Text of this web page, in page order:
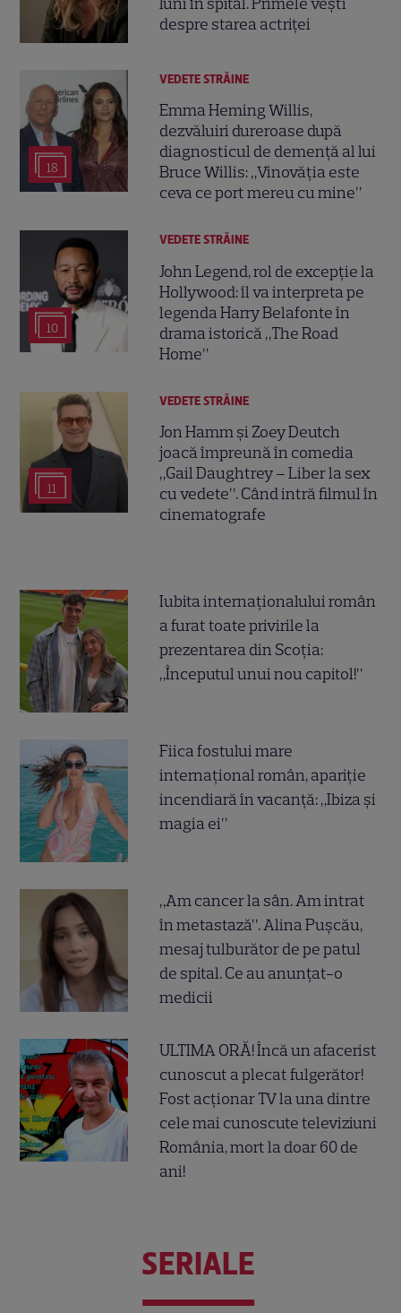
despre starea actriței
18
VEDETE STRĂINE
Emma Heming Willis,
dezvăluiri dureroase după
diagnosticul de demență al lui
Bruce Willis: „Vinovăția este
ceva ce port mereu cu mine”
10
VEDETE STRĂINE
John Legend, rol de excepție la
Hollywood: îl va interpreta pe
legenda Harry Belafonte în
drama istorică „The Road
Home”
11
VEDETE STRĂINE
Jon Hamm și Zoey Deutch
joacă împreună în comedia
„Gail Daughtrey – Liber la sex
cu vedete”. Când intră filmul în
cinematografe
Iubita internaționalului român
a furat toate privirile la
prezentarea din Scoția:
„Începutul unui nou capitol!”
Fiica fostului mare
internațional român, apariție
incendiară în vacanță: „Ibiza și
magia ei”
„Am cancer la sân. Am intrat
în metastază”. Alina Pușcău,
mesaj tulburător de pe patul
de spital. Ce au anunțat-o
medicii
ULTIMA ORĂ! Încă un afacerist
cunoscut a plecat fulgerător!
Fost acționar TV la una dintre
cele mai cunoscute televiziuni
România, mort la doar 60 de
ani!
SERIALE